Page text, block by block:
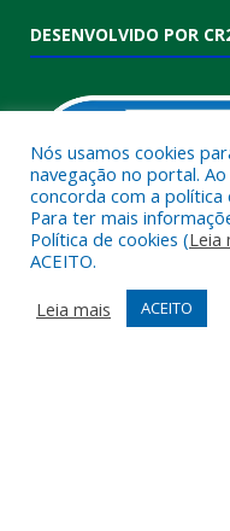
DESENVOLVIDO POR
Muito mais que
Realizamos umaassessoria
contrato que todas as
Nós usamos cookies
navegação no portal.
concorda com a
Para ter mais
Política de cookies (Leia
ACEITO.
Leia mais
ACEITO